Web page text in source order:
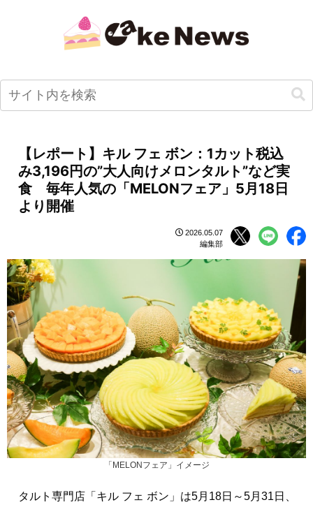
【レポート】キル フェ ボン：1カット税込
み3,196円の”大人向けメロンタルト”など実
食 毎年人気の「MELONフェア」5月18日
より開催
2026.05.07
編集部
「MELONフェア」イメージ
タルト専門店「キル フェ ボン」は5月18日～5月31日、